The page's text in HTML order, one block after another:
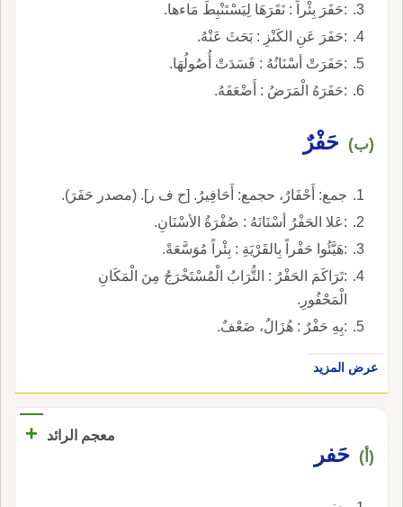
:حَفَرَ بِئْراً : نَقَرَهَا لِيَسْتَنْبِطَ مَاءها.
:حَفَرَ عَنِ الكَنْزِ : بَحَثَ عَنْهُ.
:حَفَرَتْ أسْنَانُهُ : فَسَدَتْ أُصُولُهَا.
:حَفَرَهُ الْمَرَضُ : أَضْعَفَهُ.
(ب) حَفْرٌ
جمع: أَحْفَارٌ، حجمع: أَحَافِيرُ. [ح ف ر]. (مصدر حَفَرَ).
:عَلا الحَفْرُ أسْنَانَهُ : صُفْرَةُ الأسْنَانِ.
:هَيَّئُوا حَفْراً بِالقَرْيَةِ : بِئْراً مُوَسَّعَةً.
:تَرَاكَمَ الحَفْرُ : التُّرَابُ الْمُسْتَخْرَجُ مِنَ الْمَكَانِ
الْمَحْفُورِ.
:بِهِ حَفْرٌ : هُزَالٌ، ضَعْفٌ.
عرض المزيد
معجم الرائد +
(أ) حَفر